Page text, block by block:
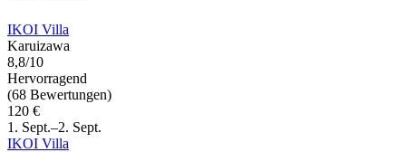
IKOI Villa
Karuizawa
8,8/10
Hervorragend
(68 Bewertungen)
120 €
1. Sept.–2. Sept.
IKOI Villa